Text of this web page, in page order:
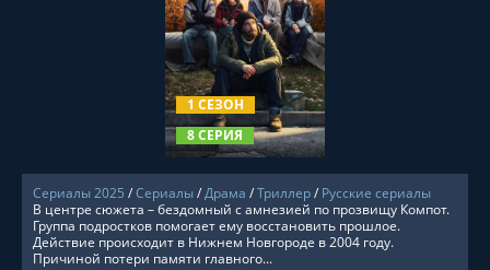
1 СЕЗОН
8 СЕРИЯ
СМОТРЕТЬ ОНЛАЙН
Сериалы 2025 /Сериалы/Драма /Триллер/ Русские сериалы
В центре сюжета – бездомный с амнезией по прозвищу Компот.
Группа подростков помогает ему восстановить прошлое.
Действие происходит в Нижнем Новгороде в 2004 году.
Причиной потери памяти главного...